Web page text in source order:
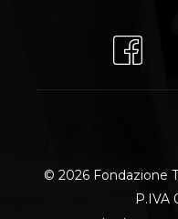
© 2026 Fondazione
P.IVA